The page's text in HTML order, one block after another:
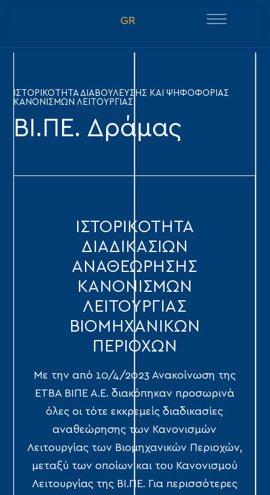
GR
ΙΣΤΟΡΙΚΟΤΗΤΑ ΔΙΑΒΟΥΛΕΥΣΗΣ ΚΑΙ ΨΗΦΟΦΟΡΙΑΣ
ΚΑΝΟΝΙΣΜΩΝ ΛΕΙΤΟΥΡΓΙΑΣ
ΒΙ.ΠΕ. Δράμας
ΙΣΤΟΡΙΚOTHTA
ΔΙΑΔΙΚΑΣΙΩΝ
ΑΝΑΘΕΩΡΗΣΗΣ
ΚΑΝΟΝΙΣΜΩΝ
ΛΕΙΤΟΥΡΓΙΑΣ
ΒΙΟΜΗΧΑΝΙΚΩΝ
ΠΕΡΙΟΧΩΝ
Με την από 10/4/2023 Ανακοίνωση της
ΕΤΒΑ ΒΙΠΕ Α.Ε. διακόπηκαν προσωρινά
όλες οι τότε εκκρεμείς διαδικασίες
αναθεώρησης των Κανονισμών
Λειτουργίας των Βιομηχανικών Περιοχών,
μεταξύ των οποίων και του Κανονισμού
Λειτουργίας της ΒΙ.ΠΕ. Για περισσότερες